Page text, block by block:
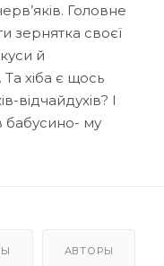
Головне
зернятка своєї
й
Та хіба є щось
відчайдухів? І
бабусино- му
АВТОРЫ